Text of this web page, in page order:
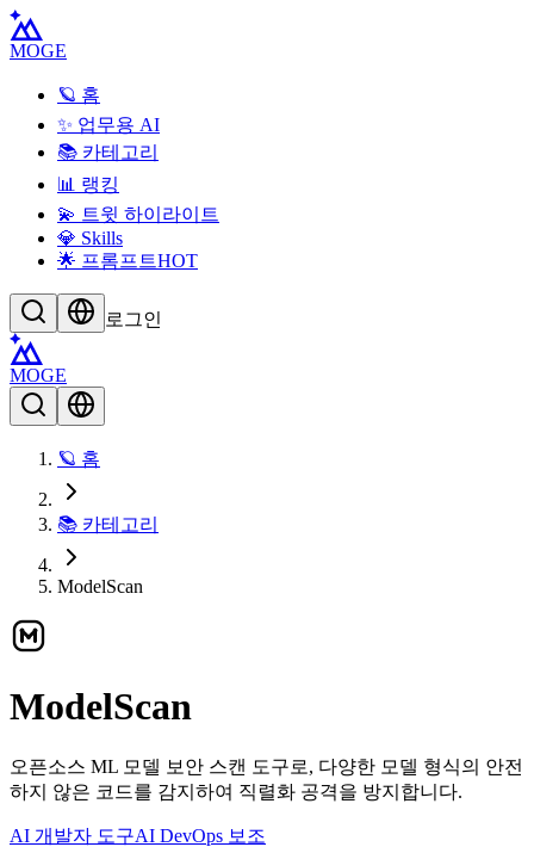
MOGE
🪐 홈
✨ 업무용 AI
📚 카테고리
📊 랭킹
💫 트윗 하이라이트
💎 Skills
🌟 프롬프트HOT
로그인
MOGE
🪐 홈
📚 카테고리
ModelScan
ModelScan
오픈소스 ML 모델 보안 스캔 도구로, 다양한 모델 형식의 안전
하지 않은 코드를 감지하여 직렬화 공격을 방지합니다.
AI 개발자 도구AI DevOps 보조